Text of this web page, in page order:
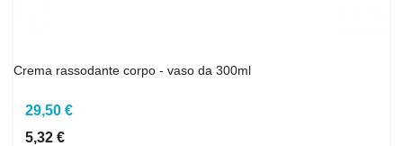
Crema rassodante corpo - vaso da 300ml
29,50 €
5,32 €